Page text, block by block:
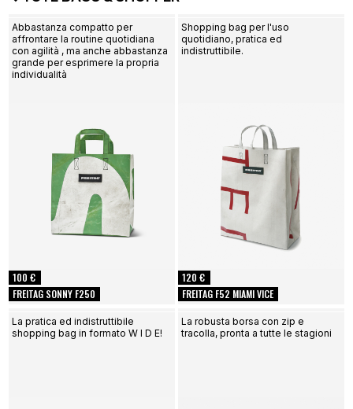
FREITAG SONNY F250
100 €
Abbastanza compatto per
affrontare la routine quotidiana
con agilità , ma anche abbastanza
grande per esprimere la propria
individualità
FREITAG F52 MIAMI VICE
120 €
Shopping bag per l'uso
quotidiano, pratica ed
indistruttibile.
La pratica ed indistruttibile
shopping bag in formato W I D E!
La robusta borsa con zip e
tracolla, pronta a tutte le stagioni